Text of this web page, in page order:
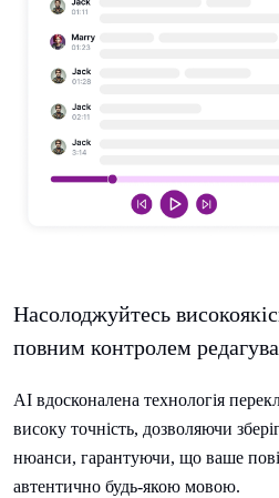
Насолоджуйтесь
повним контролем
AI вдосконалена технологія
високу точність, дозволяючи
нюанси, гарантуючи, що ваше
автентично будь-якою мовою.